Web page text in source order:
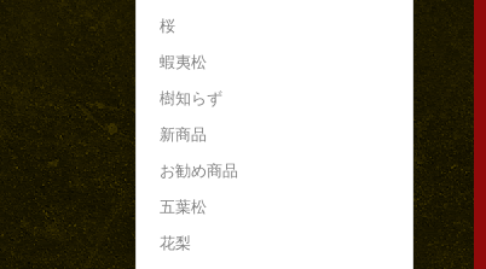
桜
蝦夷松
樹知らず
新商品
お勧め商品
五葉松
花梨